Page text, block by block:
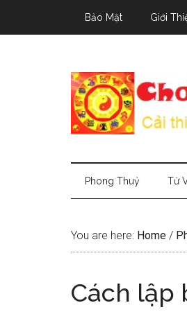
Bảo Mật Giới
Phong Thuỷ Tử
You are here: Home /
Cách lập